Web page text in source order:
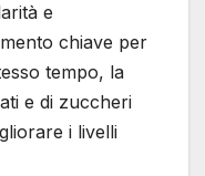
e
chiave per
tempo, la
e di zuccheri
i livelli